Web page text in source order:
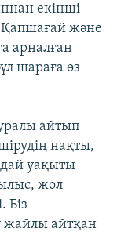
екінші
және
арналған
шараға өз
айтып
нақты,
уақыты
жол
Біз
жайлы айтқан